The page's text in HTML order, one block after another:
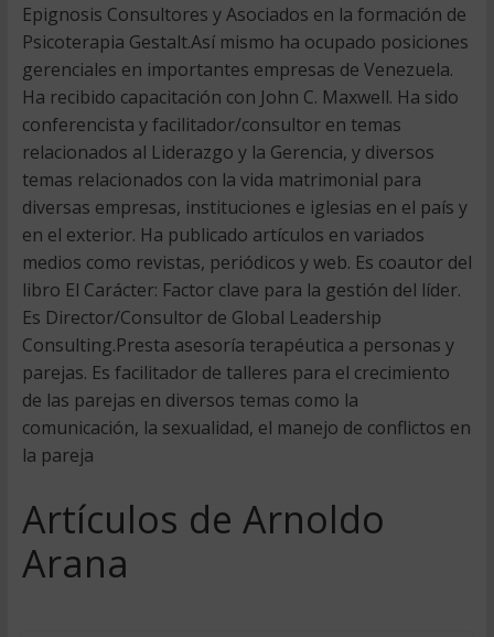
Epignosis Consultores y Asociados en la formación de
Psicoterapia Gestalt.Así mismo ha ocupado posiciones
gerenciales en importantes empresas de Venezuela.
Ha recibido capacitación con John C. Maxwell. Ha sido
conferencista y facilitador/consultor en temas
relacionados al Liderazgo y la Gerencia, y diversos
temas relacionados con la vida matrimonial para
diversas empresas, instituciones e iglesias en el país y
en el exterior. Ha publicado artículos en variados
medios como revistas, periódicos y web. Es coautor del
libro El Carácter: Factor clave para la gestión del líder.
Es Director/Consultor de Global Leadership
Consulting.Presta asesoría terapéutica a personas y
parejas. Es facilitador de talleres para el crecimiento
de las parejas en diversos temas como la
comunicación, la sexualidad, el manejo de conflictos en
la pareja
Artículos de Arnoldo
Arana